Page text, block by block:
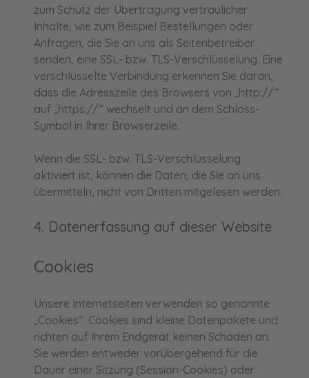
zum Schutz der Übertragung vertraulicher
Inhalte, wie zum Beispiel Bestellungen oder
Anfragen, die Sie an uns als Seitenbetreiber
senden, eine SSL- bzw. TLS-Verschlüsselung. Eine
verschlüsselte Verbindung erkennen Sie daran,
dass die Adresszeile des Browsers von „http://“
auf „https://“ wechselt und an dem Schloss-
Symbol in Ihrer Browserzeile.
Wenn die SSL- bzw. TLS-Verschlüsselung
aktiviert ist, können die Daten, die Sie an uns
übermitteln, nicht von Dritten mitgelesen werden.
4. Datenerfassung auf dieser Website
Cookies
Unsere Internetseiten verwenden so genannte
„Cookies“. Cookies sind kleine Datenpakete und
richten auf Ihrem Endgerät keinen Schaden an.
Sie werden entweder vorübergehend für die
Dauer einer Sitzung (Session-Cookies) oder